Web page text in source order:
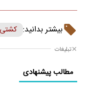
بیشتر بدانید: کشتی
تبلیغات
مطالب پیشنهادی